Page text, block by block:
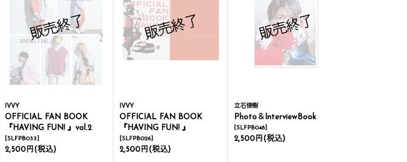
IVVY
OFFICIAL FAN BOOK
『HAVING FUN! 』vol.2
[SLFPB033]
2,500円 (税込)
IVVY
OFFICIAL FAN BOOK
『HAVING FUN! 』
[SLFPB026]
2,500円 (税込)
立石俊樹
Photo＆InterviewBook
[SLFPB048]
2,500円 (税込)